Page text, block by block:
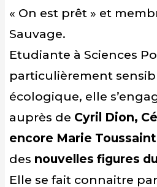
« On est prêt » et
Sauvage.
Etudiante à Sciences
particulièrement
écologique, elle
auprès de Cyril Dion,
encore Marie Toussaint
des nouvelles figures
Elle se fait connaitre